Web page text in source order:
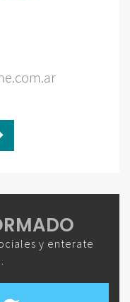
y enterate